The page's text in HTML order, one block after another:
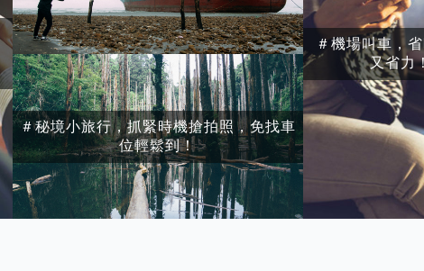
＃秘境小旅行，抓緊時機搶拍照，免找車
位輕鬆到！
＃機場叫車，
又省力